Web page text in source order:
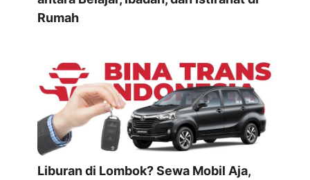
Rumah
Liburan di Lombok? Sewa Mobil Aja,